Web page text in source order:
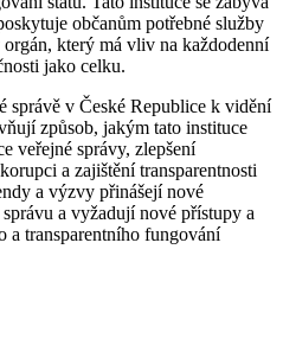
občanům potřebné služby
který má vliv na každodenní
jako celku.
správě v České Republice k vidění
způsob, jakým tato instituce
veřejné správy, zlepšení
a zajištění transparentnosti
a výzvy přinášejí nové
a vyžadují nové přístupy a
a transparentního fungování